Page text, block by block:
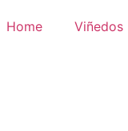
Home Viñedos